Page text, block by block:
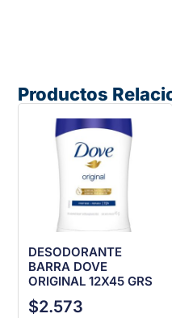
Productos
DESODORANTE
BARRA DOVE
ORIGINAL 12X45 GRS
$2.573